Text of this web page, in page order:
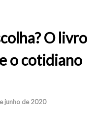
O livro
o cotidiano
junho de 2020